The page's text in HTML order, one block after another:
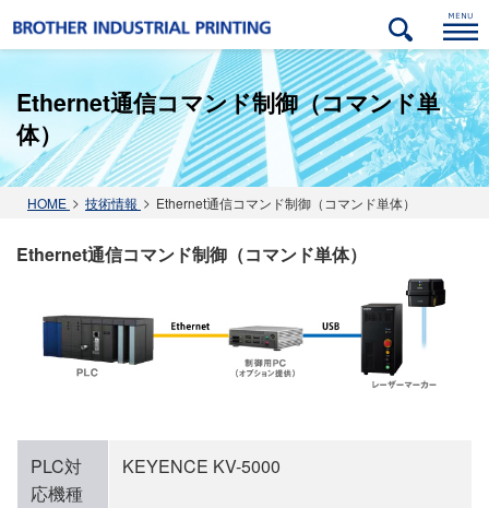
Ethernet通信コマンド制御（コマンド単
体）
HOME 技術情報 Ethernet通信コマンド制御（コマンド単体）
Ethernet通信コマンド制御（コマンド単体）
PLC対
応機種
KEYENCE KV-5000